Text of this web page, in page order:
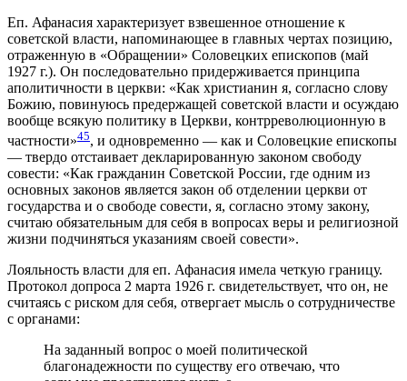
Еп. Афанасия характеризует взвешенное отношение к
советской власти, напоминающее в главных чертах позицию,
отраженную в «Обращении» Соловецких епископов (май
1927 г.). Он последовательно придерживается принципа
аполитичности в церкви: «Как христианин я, согласно слову
Божию, повинуюсь предержащей советской власти и осуждаю
вообще всякую политику в Церкви, контрреволюционную в
частности»45, и одновременно — как и Соловецкие епископы
— твердо отстаивает декларированную законом свободу
совести: «Как гражданин Советской России, где одним из
основных законов является закон об отделении церкви от
государства и о свободе совести, я, согласно этому закону,
считаю обязательным для себя в вопросах веры и религиозной
жизни подчиняться указаниям своей совести».
Лояльность власти для еп. Афанасия имела четкую границу.
Протокол допроса 2 марта 1926 г. свидетельствует, что он, не
считаясь с риском для себя, отвергает мысль о сотрудничестве
с органами:
На заданный вопрос о моей политической
благонадежности по существу его отвечаю, что